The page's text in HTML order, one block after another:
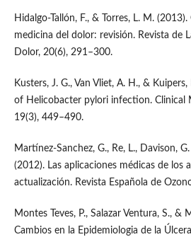
Hidalgo-Tallón, F., & Torres, L. M.
medicina del dolor: revisión. Revista de
Dolor, 20(6), 291–300.
Kusters, J. G., Van Vliet, A. H., &
of Helicobacter pylori infection. Clinical
19(3), 449–490.
Martínez-Sanchez, G., Re, L., Davison,
(2012). Las aplicaciones médicas de los
actualización. Revista Española de
Montes Teves, P., Salazar Ventura, S., &
Cambios en la Epidemiologia de la